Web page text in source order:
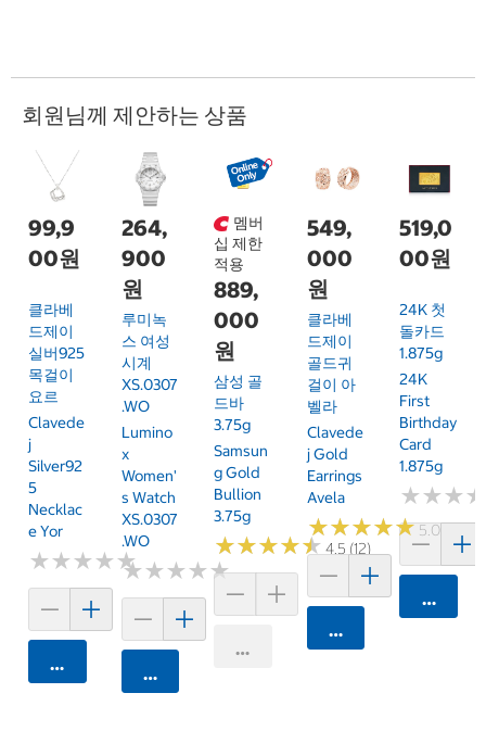
회원님께 제안하는 상품
99,9
00원
클라베
드제이
실버925
목걸이
요르
Clavede
J
Silver92
5
Necklac
E Yor
★★★★★
★★★★★
카트에 담기
264,
900
원
루미녹
스 여성
시계
XS.0307
.WO
Lumino
X
Women'
S Watch
XS.0307
.WO
★★★★★
★★★★★
카트에 담기
멤버
십 제한
적용
889,
000
원
삼성 골
드바
3.75g
Samsun
G Gold
Bullion
3.75g
★★★★★
★★★★★ 4.5 (12)
카트에 담기
549,
000
원
클라베
드제이
골드귀
걸이 아
벨라
Clavede
J Gold
Earrings
Avela
★★★★★
★★★★★5.0 (1)
카트에 담기
519,0
00원
24K 첫
돌카드
1.875g
24K
First
Birthday
Card
1.875g
★★★
★★★
카트에